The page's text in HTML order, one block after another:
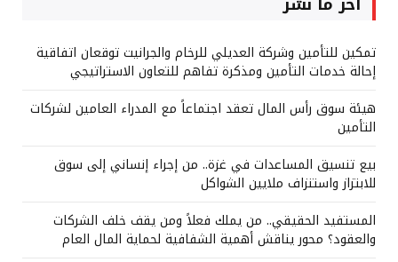
تمكين للتأمين وشركة العديلي للرخام والجرانيت توقعان اتفاقية
إحالة خدمات التأمين ومذكرة تفاهم للتعاون الاستراتيجي
هيئة سوق رأس المال تعقد اجتماعاً مع المدراء العامين لشركات
التأمين
بيع تنسيق المساعدات في غزة.. من إجراء إنساني إلى سوق
للابتزاز واستنزاف ملايين الشواكل
المستفيد الحقيقي.. من يملك فعلاً ومن يقف خلف الشركات
والعقود؟ محور يناقش أهمية الشفافية لحماية المال العام